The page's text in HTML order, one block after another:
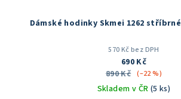
Dámské hodinky Skmei 1262 stříbrné
570 Kč bez DPH
690 Kč
890 Kč (–22 %)
Skladem v ČR (5 ks)